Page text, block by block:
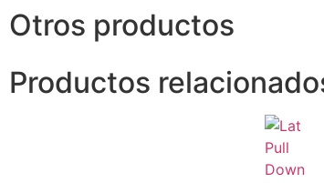
Otros productos
Productos